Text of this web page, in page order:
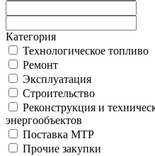
Категория
Технологическое топливо
Ремонт
Эксплуатация
Строительство
Реконструкция и
энергообъектов
Поставка МТР
Прочие закупки